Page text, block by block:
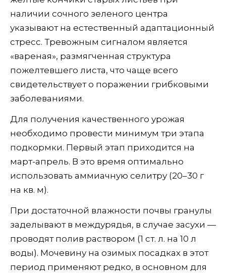
наличии сочного зеленого центра
указывают на естественный адаптационный
стресс. Тревожным сигналом является
«вареная», размягченная структура
пожелтевшего листа, что чаще всего
свидетельствует о поражении грибковыми
заболеваниями.
Для получения качественного урожая
необходимо провести минимум три этапа
подкормки. Первый этап приходится на
март-апрель. В это время оптимально
использовать аммиачную селитру (20–30 г
на кв. м).
При достаточной влажности почвы гранулы
заделывают в междурядья, в случае засухи —
проводят полив раствором (1 ст. л. на 10 л
воды). Мочевину на озимых посадках в этот
период применяют редко, в основном для